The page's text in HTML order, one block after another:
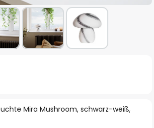
Mira Mushroom, schwarz-weiß,